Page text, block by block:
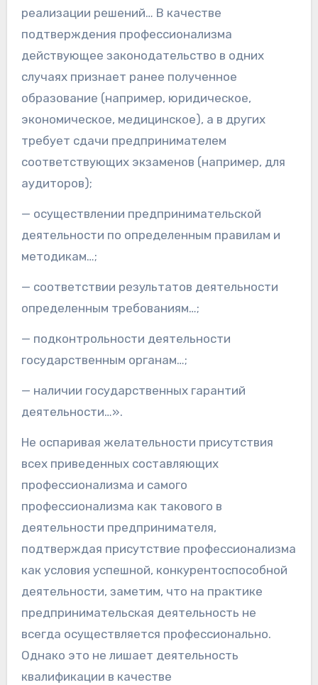
реализации решений… В качестве
подтверждения профессионализма
действующее законодательство в одних
случаях признает ранее полученное
образование (например, юридическое,
экономическое, медицинское), а в других
требует сдачи предпринимателем
соответствующих экзаменов (например, для
аудиторов);
— осуществлении предпринимательской
деятельности по определенным правилам и
методикам…;
— соответствии результатов деятельности
определенным требованиям…;
— подконтрольности деятельности
государственным органам…;
— наличии государственных гарантий
деятельности…».
Не оспаривая желательности присутствия
всех приведенных составляющих
профессионализма и самого
профессионализма как такового в
деятельности предпринимателя,
подтверждая присутствие профессионализма
как условия успешной, конкурентоспособной
деятельности, заметим, что на практике
предпринимательская деятельность не
всегда осуществляется профессионально.
Однако это не лишает деятельность
квалификации в качестве